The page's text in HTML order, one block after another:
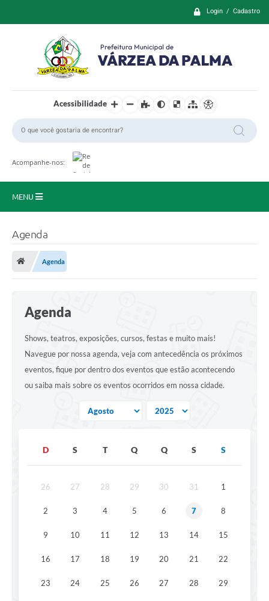
Login / Cadastro
Acessibilidade
Acompanhe-nos:
MENU
Empresas
Publicações
Servidor
Transparência
Lei Aldir Blanc
A Prefeitura
A Nossa Cidade
Agenda
Agenda
Agenda
Shows, teatros, exposições, cursos, festas e muito mais!
Navegue por nossa agenda, veja com antecedência os próximos
eventos, fique por dentro dos eventos que estão acontecendo
ou saiba mais sobre os eventos ocorridos em nossa cidade.
D S T Q Q S S
26 27 28 29 30 31 1
2 3 4 5 6 7 8
9 10 11 12 13 14 15
16 17 18 19 20 21 22
23 24 25 26 27 28 29